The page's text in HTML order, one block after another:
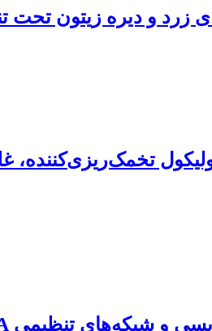
زرد و دیره زیتون تحت
تخمک‌ریزی‌کننده،